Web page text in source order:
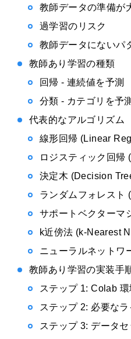
教師データの準備が
過学習のリスク
教師データにないパ
教師あり学習の種類
回帰 - 連続値を予測
分類 - カテゴリを予測
代表的なアルゴリズム
線形回帰 (Linear
ロジスティック回
決定木 (Decision
ランダムフォレスト
サポートベクターマ
k近傍法 (k-Nearest
ニューラルネットワ
教師あり学習の実装手
ステップ 1: Colab
ステップ 2: 必要な
ステップ 3: データ